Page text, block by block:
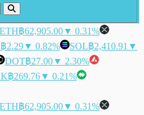
ETH฿62,905.00▼ 0.31%
฿2.29▼ 0.82% SOL฿2,410.91 ▼
DOT฿27.00▼ 2.30%
฿269.76▼ 0.21%
ETH฿62,905.00▼ 0.31%